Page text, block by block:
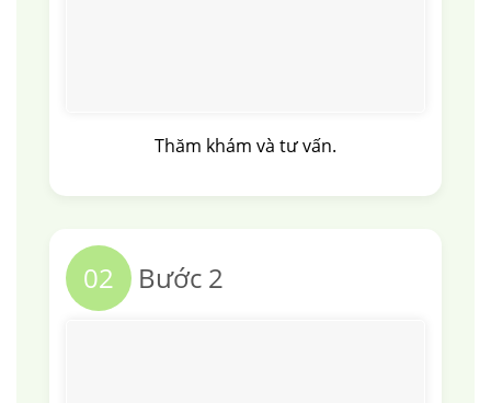
Thăm khám và tư vấn.
02 Bước 2